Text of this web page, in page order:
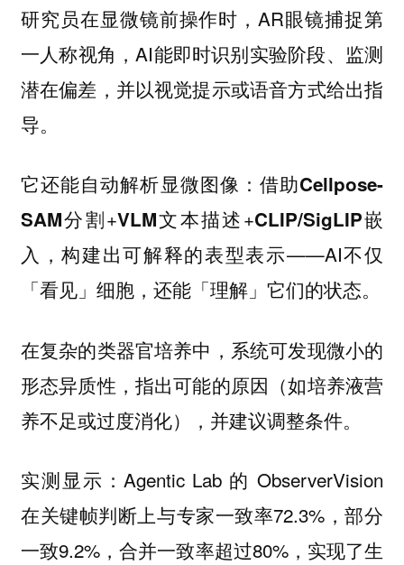
研究员在显微镜前操作时，AR眼镜捕捉第
一人称视角，AI能即时识别实验阶段、监测
潜在偏差，并以视觉提示或语音方式给出指
导。
它还能自动解析显微图像：借助Cellpose-
SAM分割+VLM文本描述+CLIP/SigLIP嵌
入，构建出可解释的表型表示——AI不仅
「看见」细胞，还能「理解」它们的状态。
在复杂的类器官培养中，系统可发现微小的
形态异质性，指出可能的原因（如培养液营
养不足或过度消化），并建议调整条件。
实测显示：Agentic Lab 的 ObserverVision
在关键帧判断上与专家一致率72.3%，部分
一致9.2%，合并一致率超过80%，实现了生